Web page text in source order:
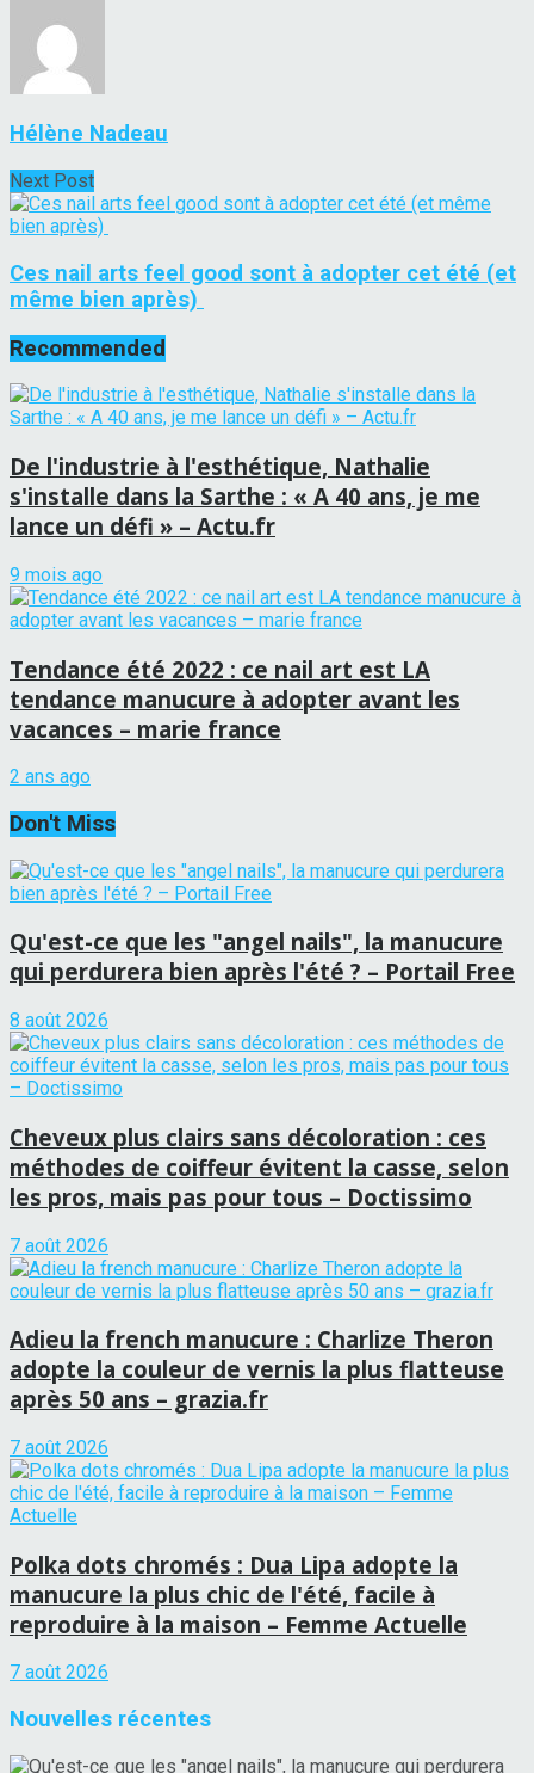
Hélène Nadeau
Next Post
Ces nail arts feel good sont à adopter cet été (et
même bien après)
Recommended
De l'industrie à l'esthétique, Nathalie
s'installe dans la Sarthe : « A 40 ans, je me
lance un défi » – Actu.fr
9 mois ago
Tendance été 2022 : ce nail art est LA
tendance manucure à adopter avant les
vacances – marie france
2 ans ago
Don't Miss
Qu'est-ce que les "angel nails", la manucure
qui perdurera bien après l'été ? – Portail Free
8 août 2026
Cheveux plus clairs sans décoloration : ces
méthodes de coiffeur évitent la casse, selon
les pros, mais pas pour tous – Doctissimo
7 août 2026
Adieu la french manucure : Charlize Theron
adopte la couleur de vernis la plus flatteuse
après 50 ans – grazia.fr
7 août 2026
Polka dots chromés : Dua Lipa adopte la
manucure la plus chic de l'été, facile à
reproduire à la maison – Femme Actuelle
7 août 2026
Nouvelles récentes